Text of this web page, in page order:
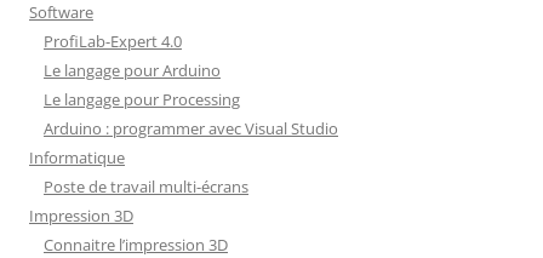
Software
ProfiLab-Expert 4.0
Le langage pour Arduino
Le langage pour Processing
Arduino : programmer avec Visual Studio
Informatique
Poste de travail multi-écrans
Impression 3D
Connaitre l’impression 3D